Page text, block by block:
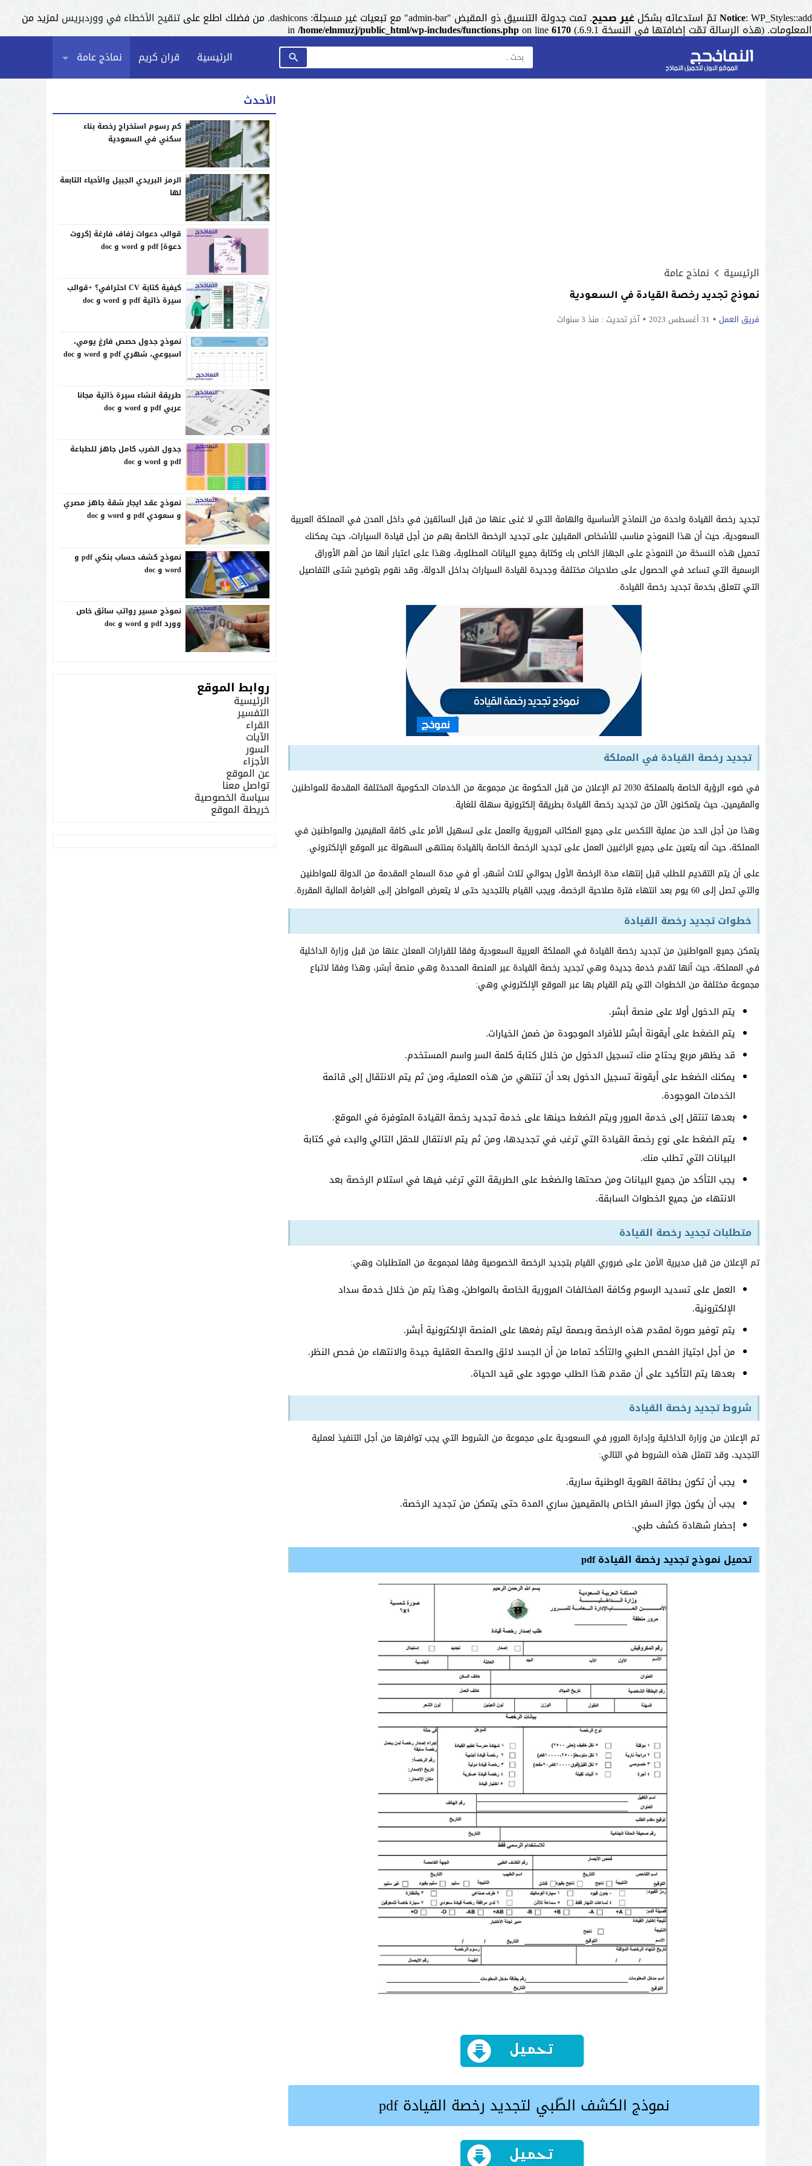
Notice: WP_Styles::add تمّ استدعائه بشكل غير صحيح. تمت جدولة التنسيق ذو المقبض "admin-bar" مع تبعيات غير مسجلة: dashicons. من فضلك اطلع على تنقيح الأخطاء في ووردبريس لمزيد من
المعلومات. (هذه الرسالة تمّت إضافتها في النسخة 6.9.1.) in /home/elnmuzj/public_html/wp-includes/functions.phpon line6170
الرئيسية
قران كريم نماذج عامة
الرئيسية نماذج عامة
نموذج تجديد رخصة القيادة في السعودية
فريق العمل 31 أغسطس 2023 آخر تحديث : منذ 3 سنوات
تجديد رخصة القيادة واحدة من النماذج الأساسية والهامة التي لا غنى عنها من قبل السائقين في داخل المدن في المملكة العربية
السعودية، حيث أن هذا النموذج مناسب للأشخاص المقبلين على تجديد الرخصة الخاصة بهم من أجل قيادة السيارات، حيث يمكنك
تحميل هذه النسخة من النموذج على الجهاز الخاص بك وكتابة جميع البيانات المطلوبة، وهذا على اعتبار أنها من أهم الأوراق
الرسمية التي تساعد في الحصول على صلاحيات مختلفة وجديدة لقيادة السيارات بداخل الدولة، وقد نقوم بتوضيح شتى التفاصيل
التي تتعلق بخدمة تجديد رخصة القيادة.
تجديد رخصة القيادة في المملكة
في ضوء الرؤية الخاصة بالمملكة 2030 تم الإعلان من قبل الحكومة عن مجموعة من الخدمات الحكومية المختلفة المقدمة للمواطنين
والمقيمين، حيث يتمكنون الآن من تجديد رخصة القيادة بطريقة إلكترونية سهلة للغاية.
وهذا من أجل الحد من عملية التكدس على جميع المكاتب المرورية والعمل على تسهيل الأمر على كافة المقيمين والمواطنين في
المملكة، حيث أنه يتعين على جميع الراغبين العمل على تجديد الرخصة الخاصة بالقيادة بمنتهى السهولة عبر الموقع الإلكتروني.
على أن يتم التقديم للطلب قبل إنتهاء مدة الرخصة الأول بحوالي ثلاث أشهر، أو في مدة السماح المقدمة من الدولة للمواطنين
والتي تصل إلى 60 يوم بعد انتهاء فترة صلاحية الرخصة، ويجب القيام بالتجديد حتى لا يتعرض المواطن إلى الغرامة المالية المقررة.
خطوات تجديد رخصة القيادة
يتمكن جميع المواطنين من تجديد رخصة القيادة في المملكة العربية السعودية وفقا للقرارات المعلن عنها من قبل وزارة الداخلية
في المملكة، حيث أنها تقدم خدمة جديدة وهي تجديد رخصة القيادة عبر المنصة المحددة وهي منصة أبشر، وهذا وفقا لاتباع
مجموعة مختلفة من الخطوات التي يتم القيام بها عبر الموقع الإلكتروني وهي:
يتم الدخول أولا على منصة أبشر.
يتم الضغط على أيقونة أبشر للأفراد الموجودة من ضمن الخيارات.
قد يظهر مربع يحتاج منك تسجيل الدخول من خلال كتابة كلمة السر واسم المستخدم.
يمكنك الضغط على أيقونة تسجيل الدخول بعد أن تنتهي من هذه العملية، ومن ثم يتم الانتقال إلى قائمة
الخدمات الموجودة.
بعدها تنتقل إلى خدمة المرور ويتم الضغط حينها على خدمة تجديد رخصة القيادة المتوفرة في الموقع.
يتم الضغط على نوع رخصة القيادة التي ترغب في تجديدها، ومن ثم يتم الانتقال للحقل التالي والبدء في كتابة
البيانات التي تطلب منك.
يجب التأكد من جميع البيانات ومن صحتها والضغط على الطريقة التي ترغب فيها في استلام الرخصة بعد
الانتهاء من جميع الخطوات السابقة.
متطلبات تجديد رخصة القيادة
تم الإعلان من قبل مديرية الأمن على ضروري القيام بتجديد الرخصة الخصوصية وفقا لمجموعة من المتطلبات وهي:
العمل على تسديد الرسوم وكافة المخالفات المرورية الخاصة بالمواطن، وهذا يتم من خلال خدمة سداد
الإلكترونية.
يتم توفير صورة لمقدم هذه الرخصة وبصمة ليتم رفعها على المنصة الإلكترونية أبشر.
من أجل اجتياز الفحص الطبي والتأكد تماما من أن الجسد لائق والصحة العقلية جيدة والانتهاء من فحص النظر.
بعدها يتم التأكيد على أن مقدم هذا الطلب موجود على قيد الحياة.
شروط تجديد رخصة القيادة
تم الإعلان من وزارة الداخلية وإدارة المرور في السعودية على مجموعة من الشروط التي يجب توافرها من أجل التنفيذ لعملية
التجديد، وقد تتمثل هذه الشروط في التالي:
يجب أن تكون بطاقة الهوية الوطنية سارية.
يجب أن يكون جواز السفر الخاص بالمقيمين ساري المدة حتى يتمكن من تجديد الرخصة.
إحضار شهادة كشف طبي.
تحميل نموذج تجديد رخصة القيادة pdf
نموذج الكشف الطّبي لتجديد رخصة القيادة pdf
الأحدث
كم رسوم استخراج رخصة بناء
سكني في السعودية
الرمز البريدي الجبيل والأحياء التابعة
لها
قوالب دعوات زفاف فارغة [كروت
دعوة] pdf و word و doc
كيفية كتابة CV احترافي؟ +قوالب
سيرة ذاتية pdf و word و doc
نموذج جدول حصص فارغ يومي،
اسبوعي، شهري pdf و word و doc
طريقة انشاء سيرة ذاتية مجانا
عربي pdf و word و doc
جدول الضرب كامل جاهز للطباعة
pdf و word و doc
نموذج عقد ايجار شقة جاهز مصري
و سعودي pdf و word و doc
نموذج كشف حساب بنكي pdf و
word و doc
نموذج مسير رواتب سائق خاص
وورد pdf و word و doc
روابط الموقع
الرئيسية
التفسير
القراء
الآيات
السور
الأجزاء
عن الموقع
تواصل معنا
سياسة الخصوصية
خريطة الموقع